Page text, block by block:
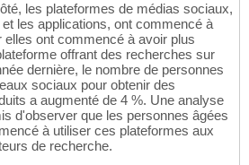
les plateformes de médias sociaux,
les applications, ont commencé à
elles ont commencé à avoir plus
offrant des recherches sur
dernière, le nombre de personnes
sociaux pour obtenir des
a augmenté de 4 %. Une analyse
d'observer que les personnes âgées
à utiliser ces plateformes aux
de recherche.